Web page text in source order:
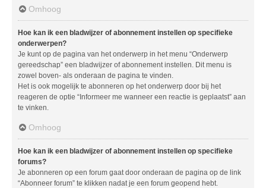
Omhoog
Hoe kan ik een bladwijzer of abonnement instellen op specifieke
onderwerpen?
Je kunt op de pagina van het onderwerp in het menu “Onderwerp
gereedschap” een bladwijzer of abonnement instellen. Dit menu is
zowel boven- als onderaan de pagina te vinden.
Het is ook mogelijk te abonneren op het onderwerp door bij het
reageren de optie “Informeer me wanneer een reactie is geplaatst” aan
te vinken.
Omhoog
Hoe kan ik een bladwijzer of abonnement instellen op specifieke
forums?
Je abonneren op een forum gaat door onderaan de pagina op de link
“Abonneer forum” te klikken nadat je een forum geopend hebt.